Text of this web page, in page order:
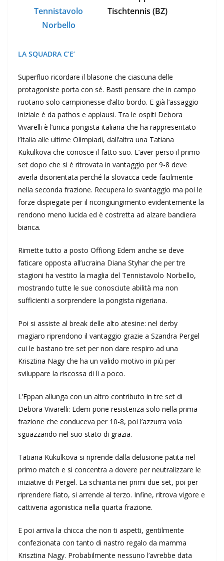
Tennistavolo
Norbello
Tischtennis (BZ)
LA SQUADRA C’E’
Superfluo ricordare il blasone che ciascuna delle
protagoniste porta con sé. Basti pensare che in campo
ruotano solo campionesse d’alto bordo. E già l’assaggio
iniziale è da pathos e applausi. Tra le ospiti Debora
Vivarelli è l’unica pongista italiana che ha rappresentato
l’Italia alle ultime Olimpiadi, dall’altra una Tatiana
Kukulkova che conosce il fatto suo. L’aver perso il primo
set dopo che si è ritrovata in vantaggio per 9-8 deve
averla disorientata perché la slovacca cede facilmente
nella seconda frazione. Recupera lo svantaggio ma poi le
forze dispiegate per il ricongiungimento evidentemente la
rendono meno lucida ed è costretta ad alzare bandiera
bianca.
Rimette tutto a posto Offiong Edem anche se deve
faticare opposta all’ucraina Diana Styhar che per tre
stagioni ha vestito la maglia del Tennistavolo Norbello,
mostrando tutte le sue conosciute abilità ma non
sufficienti a sorprendere la pongista nigeriana.
Poi si assiste al break delle alto atesine: nel derby
magiaro riprendono il vantaggio grazie a Szandra Pergel
cui le bastano tre set per non dare respiro ad una
Krisztina Nagy che ha un valido motivo in più per
sviluppare la riscossa di lì a poco.
L’Eppan allunga con un altro contributo in tre set di
Debora Vivarelli: Edem pone resistenza solo nella prima
frazione che conduceva per 10-8, poi l’azzurra vola
sguazzando nel suo stato di grazia.
Tatiana Kukulkova si riprende dalla delusione patita nel
primo match e si concentra a dovere per neutralizzare le
iniziative di Pergel. La schianta nei primi due set, poi per
riprendere fiato, si arrende al terzo. Infine, ritrova vigore e
cattiveria agonistica nella quarta frazione.
E poi arriva la chicca che non ti aspetti, gentilmente
confezionata con tanto di nastro regalo da mamma
Krisztina Nagy. Probabilmente nessuno l’avrebbe data